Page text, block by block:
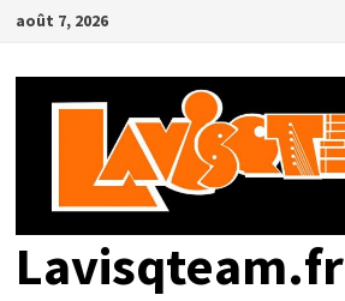
Passer
contenu
août 7, 2026
Lavisqteam.fr